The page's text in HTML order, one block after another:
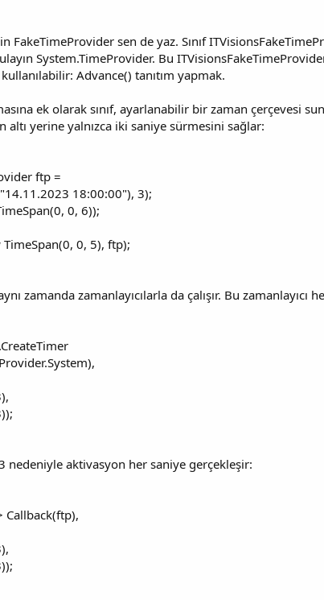
sen de yaz. Sınıf
System.TimeProvider. Bu
Advance() tanıtım yapmak.
ek olarak sınıf, ayarlanabilir bir zaman çerçevesi
yerine yalnızca iki saniye sürmesini sağlar:
ftp =
18:00:00"), 3);
0, 6));
0, 5), ftp);
zamanda zamanlayıcılarla da çalışır. Bu
nedeniyle aktivasyon her saniye gerçekleşir:
Callback(ftp),